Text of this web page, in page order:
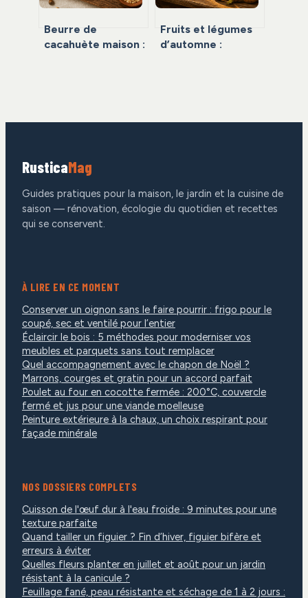
Beurre de
cacahuète maison :
Fruits et légumes
d’automne :
RusticaMag
Guides pratiques pour la maison, le jardin et la cuisine de
saison — rénovation, écologie du quotidien et recettes
qui se conservent.
À LIRE EN CE MOMENT
Conserver un oignon sans le faire pourrir : frigo pour le
coupé, sec et ventilé pour l’entier
Éclaircir le bois : 5 méthodes pour moderniser vos
meubles et parquets sans tout remplacer
Quel accompagnement avec le chapon de Noël ?
Marrons, courges et gratin pour un accord parfait
Poulet au four en cocotte fermée : 200°C, couvercle
fermé et jus pour une viande moelleuse
Peinture extérieure à la chaux, un choix respirant pour
façade minérale
NOS DOSSIERS COMPLETS
Cuisson de l'œuf dur à l'eau froide : 9 minutes pour une
texture parfaite
Quand tailler un figuier ? Fin d’hiver, figuier bifère et
erreurs à éviter
Quelles fleurs planter en juillet et août pour un jardin
résistant à la canicule ?
Feuillage fané, peau résistante et séchage de 1 à 2 jours :